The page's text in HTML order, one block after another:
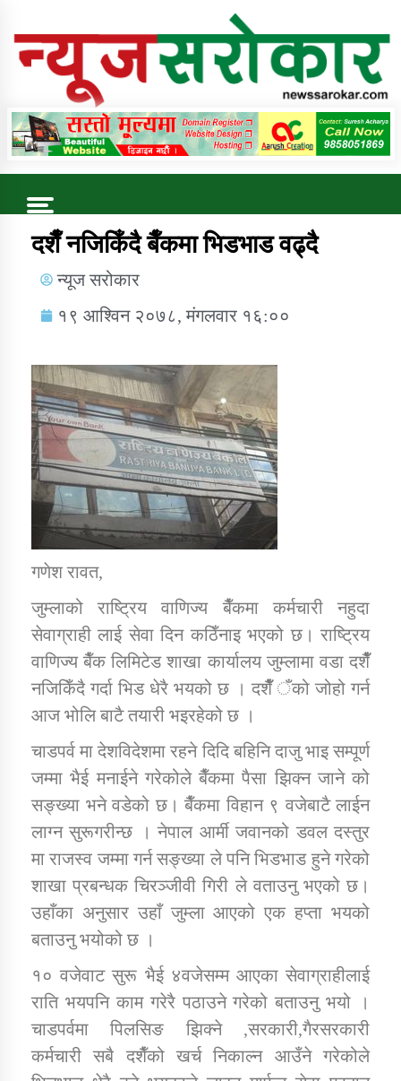
Online News Portal
Trending Now
डिभिजन कार्यालय जुम्लाको सुचना सन्देश
कर्णाली प्रविधि शिक्षालय जुम्लाको सुचना
सामाजिक बिकास कार्यालय जुम्लाकाे सुचना
कार्यक्रम कार्यान्वयन एकाई जुम्लाको सुचना
कर्णाली प्राविधि शिक्षालय जुम्लाको सुचना
दशैँँ नजिकिँदै बैँकमा भिडभाड वढ्दै
न्यूज सरोकार
१९ आश्विन २०७८, मंगलवार १६:००
गणेश रावत,
जुम्लाको राष्ट्रिय वाणिज्य बैँकमा कर्मचारी नहुदा
सेवाग्राही लाई सेवा दिन कठिँनाइ भएको छ। राष्ट्रिय
वाणिज्य बैँक लिमिटेड शाखा कार्यालय जुम्लामा वडा दशैँँ
नजिकिँदै गर्दा भिड धेरै भयको छ । दशैँँ ँको जोहो गर्न
आज भोलि बाटै तयारी भइरहेको छ ।
चाडपर्व मा देशविदेशमा रहने दिदि बहिनि दाजु भाइ सम्पूर्ण
जम्मा भैई मनाईने गरेकोले बैँकमा पैसा झिक्न जाने को
सङ्ख्या भने वडेको छ। बैँकमा विहान ९ वजेबाटै लाईन
लाग्न सुरूगरीन्छ । नेपाल आर्मी जवानको डवल दस्तुर
मा राजस्व जम्मा गर्न सङ्ख्या ले पनि भिडभाड हुने गरेको
शाखा प्रबन्धक चिरञ्जीवी गिरी ले वताउनु भएको छ।
उहाँका अनुसार उहाँ जुम्ला आएको एक हप्ता भयको
बताउनु भयोको छ ।
१० वजेवाट सुरू भैई ४वजेसम्म आएका सेवाग्राहीलाई
राति भयपनि काम गरेरै पठाउने गरेको बताउनु भयो ।
चाडपर्वमा पिलसिङ झिक्ने ,सरकारी,गैरसरकारी
कर्मचारी सबै दशैँको खर्च निकाल्न आउँने गरेकोले